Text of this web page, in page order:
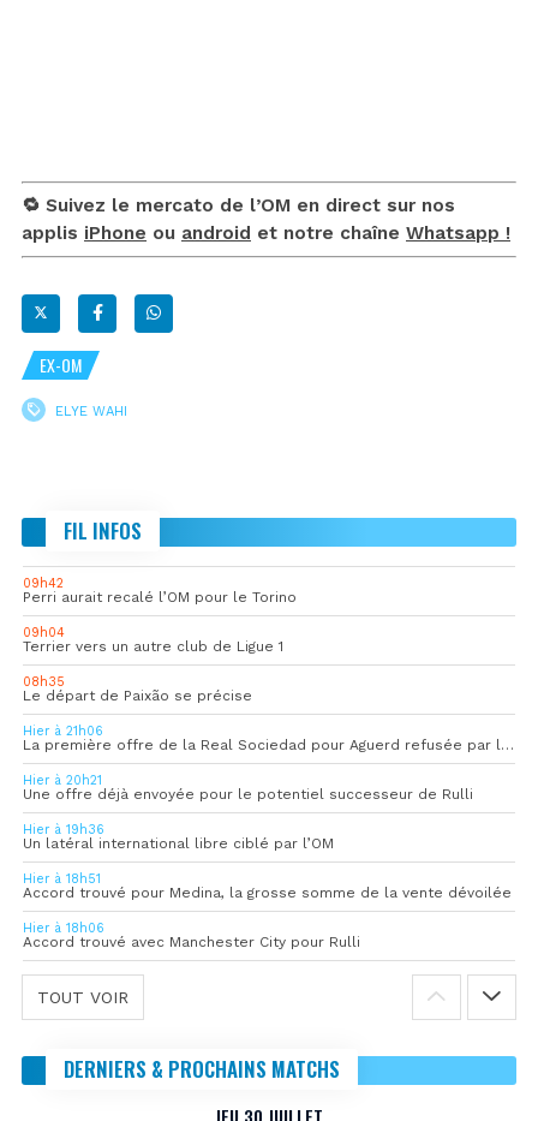
🔁 Suivez le mercato de l’OM en direct sur nos
applis iPhone ou android et notre chaîne Whatsapp !
EX-OM
ELYE WAHI
FIL INFOS
09h42
Perri aurait recalé l’OM pour le Torino
09h04
Terrier vers un autre club de Ligue 1
08h35
Le départ de Paixão se précise
Hier à 21h06
La première offre de la Real Sociedad pour Aguerd refusée par l’OM
Hier à 20h21
Une offre déjà envoyée pour le potentiel successeur de Rulli
Hier à 19h36
Un latéral international libre ciblé par l’OM
Hier à 18h51
Accord trouvé pour Medina, la grosse somme de la vente dévoilée
Hier à 18h06
Accord trouvé avec Manchester City pour Rulli
TOUT VOIR
DERNIERS & PROCHAINS MATCHS
JEU 30 JUILLET